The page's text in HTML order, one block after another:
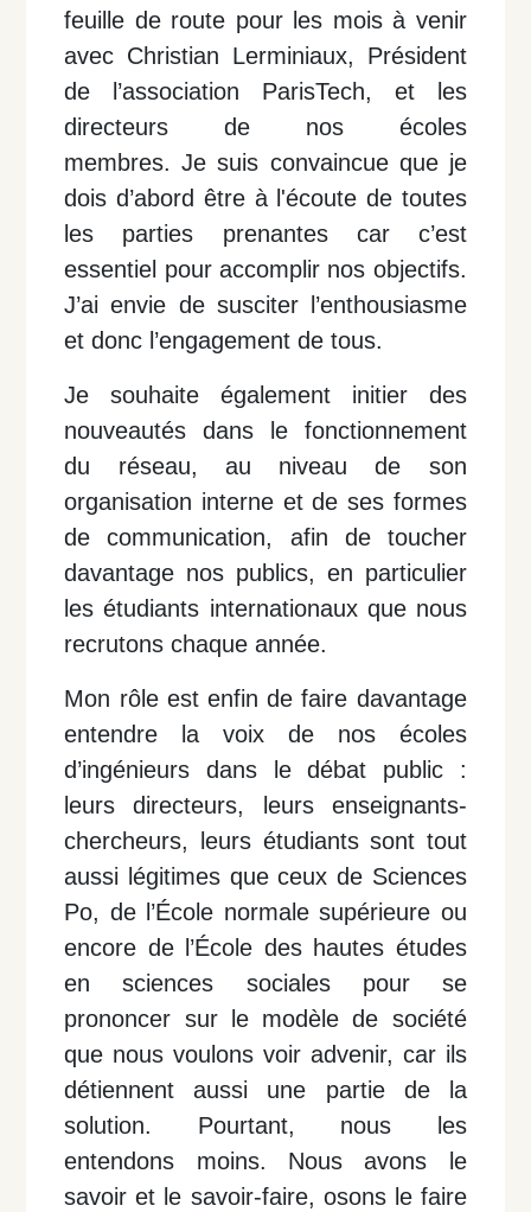
feuille de route pour les mois à venir
avec Christian Lerminiaux, Président
de l’association ParisTech, et les
directeurs de nos écoles
membres. Je suis convaincue que je
dois d’abord être à l'écoute de toutes
les parties prenantes car c’est
essentiel pour accomplir nos objectifs.
J’ai envie de susciter l’enthousiasme
et donc l’engagement de tous.
Je souhaite également initier des
nouveautés dans le fonctionnement
du réseau, au niveau de son
organisation interne et de ses formes
de communication, afin de toucher
davantage nos publics, en particulier
les étudiants internationaux que nous
recrutons chaque année.
Mon rôle est enfin de faire davantage
entendre la voix de nos écoles
d’ingénieurs dans le débat public :
leurs directeurs, leurs enseignants-
chercheurs, leurs étudiants sont tout
aussi légitimes que ceux de Sciences
Po, de l’École normale supérieure ou
encore de l’École des hautes études
en sciences sociales pour se
prononcer sur le modèle de société
que nous voulons voir advenir, car ils
détiennent aussi une partie de la
solution. Pourtant, nous les
entendons moins. Nous avons le
savoir et le savoir-faire, osons le faire